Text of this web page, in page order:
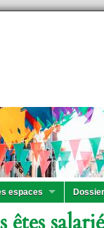
espaces